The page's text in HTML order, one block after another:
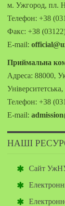
м. Ужгород, пл.
Телефон: +38
Факс: +38
E-mail:
Приймальна
Адреса: 88000,
Телефон: +38
E-mail:
НАШІ
Сайт